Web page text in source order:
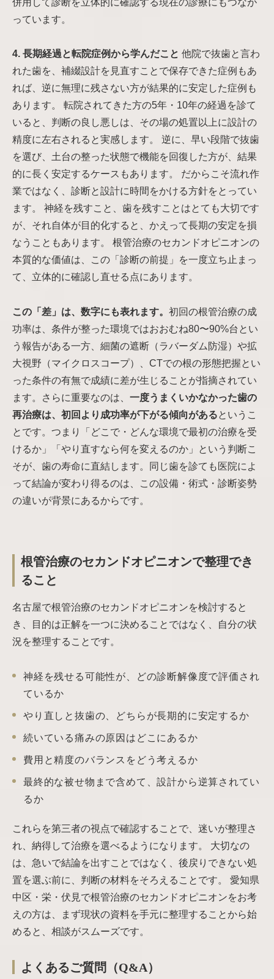
っています。
4. 長期経過と転院症例から学んだこと 他院で抜歯と言わ
れた歯を、補綴設計を見直すことで保存できた症例もあ
れば、逆に無理に残さない方が結果的に安定した症例も
あります。 転院されてきた方の5年・10年の経過を診て
いると、判断の良し悪しは、その場の処置以上に設計の
精度に左右されると実感します。 逆に、早い段階で抜歯
を選び、土台の整った状態で機能を回復した方が、結果
的に長く安定するケースもあります。 だからこそ流れ作
業ではなく、診断と設計に時間をかける方針をとってい
ます。 神経を残すこと、歯を残すことはとても大切です
が、それ自体が目的化すると、かえって長期の安定を損
なうこともあります。 根管治療のセカンドオピニオンの
本質的な価値は、この「診断の前提」を一度立ち止まっ
て、立体的に確認し直せる点にあります。
この「差」は、数字にも表れます。 初回の根管治療の成
功率は、条件が整った環境ではおおむね80〜90%台とい
う報告がある一方、細菌の遮断（ラバーダム防湿）や拡
大視野（マイクロスコープ）、CTでの根の形態把握とい
った条件の有無で成績に差が生じることが指摘されてい
ます。さらに重要なのは、 一度うまくいかなかった歯の
再治療は、初回より成功率が下がる傾向があるというこ
とです。つまり「どこで・どんな環境で最初の治療を受
けるか」「やり直すなら何を変えるのか」という判断こ
そが、歯の寿命に直結します。同じ歯を診ても医院によ
って結論が変わり得るのは、この設備・術式・診断姿勢
の違いが背景にあるからです。
根管治療のセカンドオピニオンで整理でき
ること
名古屋で根管治療のセカンドオピニオンを検討すると
き、目的は正解を一つに決めることではなく、自分の状
況を整理することです。
神経を残せる可能性が、どの診断解像度で評価され
ているか
やり直しと抜歯の、どちらが長期的に安定するか
続いている痛みの原因はどこにあるか
費用と精度のバランスをどう考えるか
最終的な被せ物まで含めて、設計から逆算されてい
るか
これらを第三者の視点で確認することで、迷いが整理さ
れ、納得して治療を選べるようになります。 大切なの
は、急いで結論を出すことではなく、後戻りできない処
置を選ぶ前に、判断の材料をそろえることです。 愛知県
中区・栄・伏見で根管治療のセカンドオピニオンをお考
えの方は、まず現状の資料を手元に整理することから始
めると、相談がスムーズです。
よくあるご質問（Q&A）